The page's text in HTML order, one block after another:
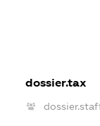
dossier.tax